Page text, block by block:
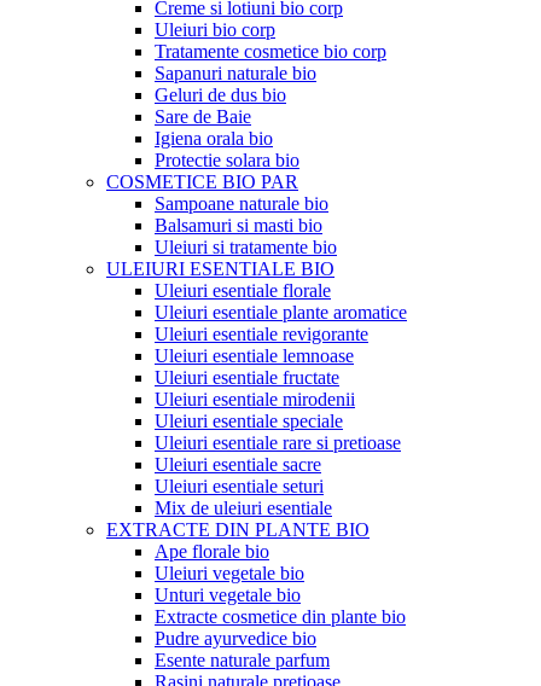
Creme si lotiuni bio corp
Uleiuri bio corp
Tratamente cosmetice bio corp
Sapanuri naturale bio
Geluri de dus bio
Sare de Baie
Igiena orala bio
Protectie solara bio
COSMETICE BIO PAR
Sampoane naturale bio
Balsamuri si masti bio
Uleiuri si tratamente bio
ULEIURI ESENTIALE BIO
Uleiuri esentiale florale
Uleiuri esentiale plante aromatice
Uleiuri esentiale revigorante
Uleiuri esentiale lemnoase
Uleiuri esentiale fructate
Uleiuri esentiale mirodenii
Uleiuri esentiale speciale
Uleiuri esentiale rare si pretioase
Uleiuri esentiale sacre
Uleiuri esentiale seturi
Mix de uleiuri esentiale
EXTRACTE DIN PLANTE BIO
Ape florale bio
Uleiuri vegetale bio
Unturi vegetale bio
Extracte cosmetice din plante bio
Pudre ayurvedice bio
Esente naturale parfum
Rasini naturale pretioase